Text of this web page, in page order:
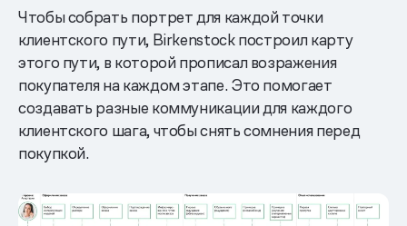
Чтобы собрать портрет для каждой точки
клиентского пути, Birkenstock построил карту
этого пути, в которой прописал возражения
покупателя на каждом этапе. Это помогает
создавать разные коммуникации для каждого
клиентского шага, чтобы снять сомнения перед
покупкой.